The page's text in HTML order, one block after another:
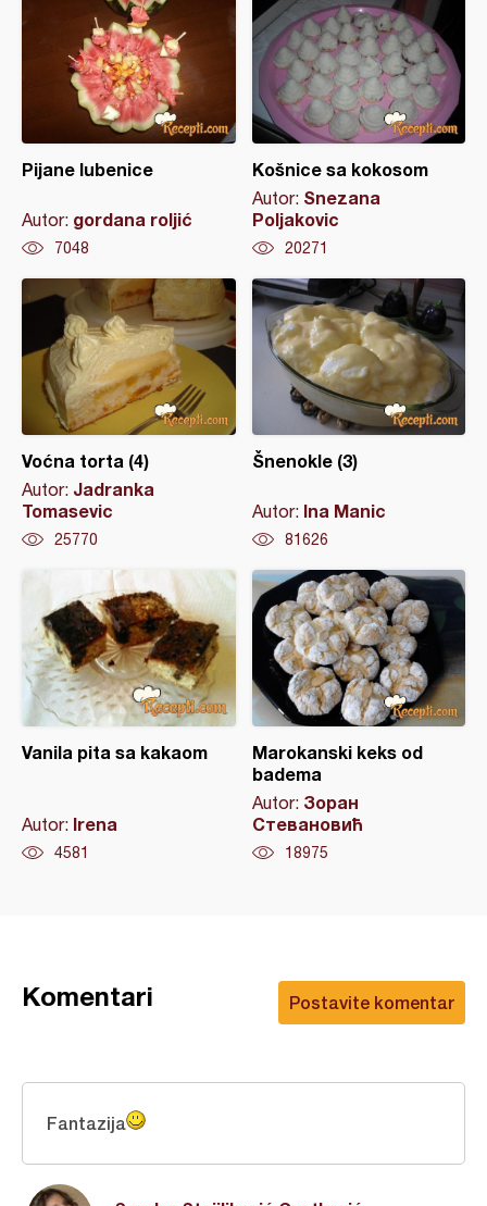
Pijane lubenice
Autor: gordana roljić
7048
Košnice sa kokosom
Autor: Snezana
Poljakovic
20271
Voćna torta (4)
Autor: Jadranka
Tomasevic
25770
Šnenokle (3)
Autor: Ina Manic
81626
Vanila pita sa kakaom
Autor: Irena
4581
Marokanski keks od
badema
Autor: Зоран
Стевановић
18975
Postavite komentar
Komentari
Fantazija